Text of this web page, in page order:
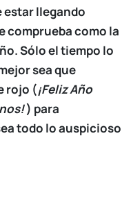
estar llegando
comprueba como la
Sólo el tiempo lo
sea que
rojo (¡Feliz Año
) para
todo lo auspicioso